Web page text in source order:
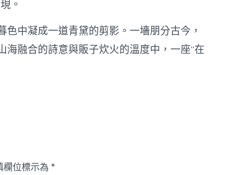
。
中凝成一道青黛的剪影。一墻朋分古今，
融合的詩意與販子炊火的溫度中，一座“在
欄位標示為 *